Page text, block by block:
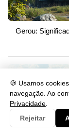
🍪 Usamos
navegação. Ao
Privacidade
Rejeitar
Gerou: